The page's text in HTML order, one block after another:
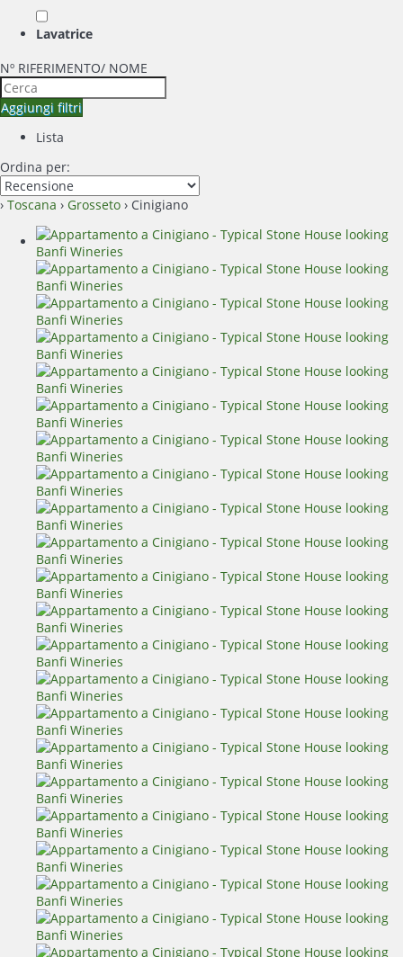
Lavatrice
Nº RIFERIMENTO/ NOME
Aggiungi filtri
Lista
Ordina per:
› Toscana › Grosseto › Cinigiano